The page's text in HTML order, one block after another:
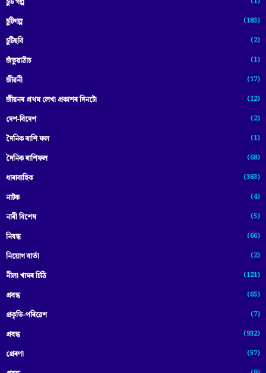
চুটি গল্প
চুটিগল্প (183)
চুটিছবি (2)
জঁতুৱাঠাঁচ (1)
জীৱনী (17)
জীৱনৰ প্ৰথম লেখা প্ৰকাশৰ দিনটো (12)
দেশ-বিদেশ (2)
দৈনিক ৰাশি ফল (1)
দৈনিক ৰাশিফল (68)
ধাৰাবাহিক (363)
নাটক (4)
নাৰী বিশেষ (5)
নিবন্ধ (66)
নিয়োগ বাৰ্তা (2)
নীলা খামৰ চিঠি (121)
প্রবন্ধ (65)
প্ৰকৃতি-পৰিৱেশ (7)
প্ৰবন্ধ (932)
প্ৰেৰণা (57)